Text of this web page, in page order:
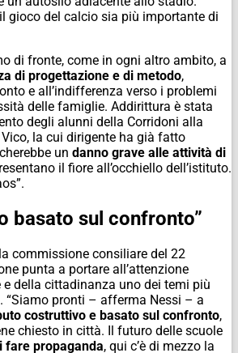
gioco del calcio sia più importante di
di fronte, come in ogni altro ambito, a
di progettazione e di metodo,
e all’indifferenza verso i problemi
delle famiglie. Addirittura è stata
degli alunni della Corridoni alla
la cui dirigente ha già fatto
un danno grave alle attività di
il fiore all’occhiello dell’istituto.
basato sul confronto”
commissione consiliare del 22
punta a portare all’attenzione
e della cittadinanza uno dei temi più
“Siamo pronti – afferma Nessi – a
costruttivo e basato sul confronto,
chiesto in città. Il futuro delle scuole
fare propaganda, qui c’è di mezzo la